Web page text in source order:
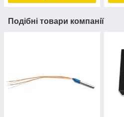
Подібні товари компанії